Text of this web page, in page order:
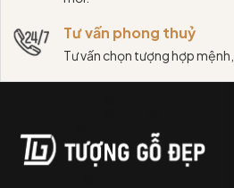
Tư vấn phong thuỷ
Tư vấn chọn tượng hợp